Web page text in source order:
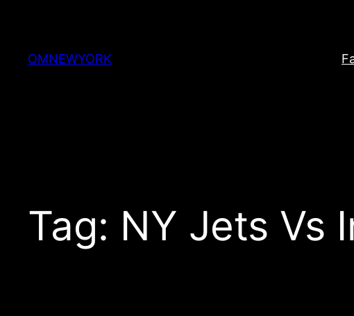
content
OMNEWYORK
Tag: NY Jets Vs